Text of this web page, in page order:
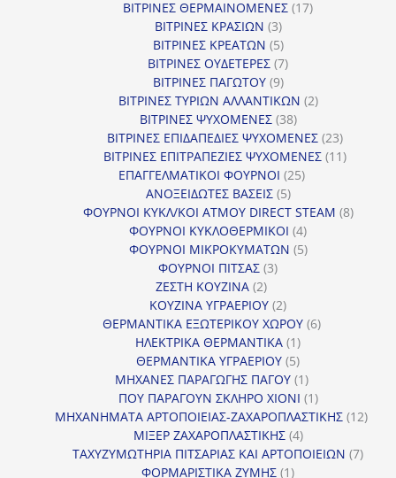
προϊόντα
ΒΙΤΡΙΝΕΣ ΘΕΡΜΑΙΝΟΜΕΝΕΣ 1717
ΒΙΤΡΙΝΕΣ ΚΡΑΣΙΩΝ 33
προϊόντα
ΒΙΤΡΙΝΕΣ ΚΡΕΑΤΩΝ 55
προϊόντα
ΒΙΤΡΙΝΕΣ ΟΥΔΕΤΕΡΕΣ 77
ΒΙΤΡΙΝΕΣ ΠΑΓΩΤΟΥ 99
προϊόντα
ΒΙΤΡΙΝΕΣ ΤΥΡΙΩΝ ΑΛΛΑΝΤΙΚΩΝ 22
ΒΙΤΡΙΝΕΣ ΨΥΧΟΜΕΝΕΣ 3838
προϊόντα
ΒΙΤΡΙΝΕΣ ΕΠΙΔΑΠΕΔΙΕΣ ΨΥΧΟΜΕΝΕΣ 2323
προϊόντα
ΒΙΤΡΙΝΕΣ ΕΠΙΤΡΑΠΕΖΙΕΣ ΨΥΧΟΜΕΝΕΣ 1111
ΕΠΑΓΓΕΛΜΑΤΙΚΟΙ ΦΟΥΡΝΟΙ 2525
ΑΝΟΞΕΙΔΩΤΕΣ ΒΑΣΕΙΣ 55
προϊόντα
ΦΟΥΡΝΟΙ ΚΥΚΛ/ΚΟΙ ΑΤΜΟΥ DIRECT STEAM 88
ΦΟΥΡΝΟΙ ΚΥΚΛΟΘΕΡΜΙΚΟΙ 44
προϊόντα
ΦΟΥΡΝΟΙ ΜΙΚΡΟΚΥΜΑΤΩΝ 55
ΦΟΥΡΝΟΙ ΠΙΤΣΑΣ 33
ΖΕΣΤΗ ΚΟΥΖΙΝΑ 22
προϊόντα
ΚΟΥΖΙΝΑ ΥΓΡΑΕΡΙΟΥ 22
προϊόντα
ΘΕΡΜΑΝΤΙΚΑ ΕΞΩΤΕΡΙΚΟΥ ΧΩΡΟΥ 66
ΗΛΕΚΤΡΙΚΑ ΘΕΡΜΑΝΤΙΚΑ 11
προϊόν
ΘΕΡΜΑΝΤΙΚΑ ΥΓΡΑΕΡΙΟΥ 55
προϊόντα
ΜΗΧΑΝΕΣ ΠΑΡΑΓΩΓΗΣ ΠΑΓΟΥ 11
προϊόν
ΠΟΥ ΠΑΡΑΓΟΥΝ ΣΚΛΗΡΟ ΧΙΟΝΙ 11
προϊόν
ΜΗΧΑΝΗΜΑΤΑ ΑΡΤΟΠΟΙΕΙΑΣ-ΖΑΧΑΡΟΠΛΑΣΤΙΚΗΣ 1212
ΜΙΞΕΡ ΖΑΧΑΡΟΠΛΑΣΤΙΚΗΣ 44
προϊόντα
ΤΑΧΥΖΥΜΩΤΗΡΙΑ ΠΙΤΣΑΡΙΑΣ ΚΑΙ ΑΡΤΟΠΟΙΕΙΩΝ 77
ΦΟΡΜΑΡΙΣΤΙΚΑ ΖΥΜΗΣ 11